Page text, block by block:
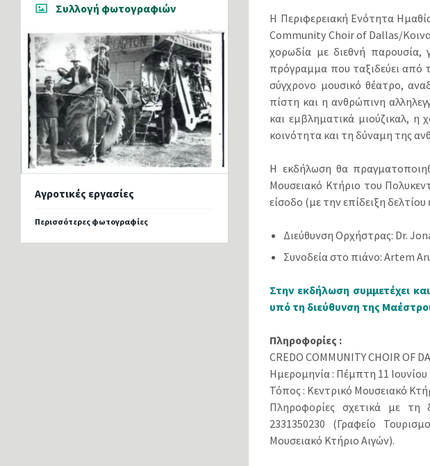
Η Περιφερειακή Ενότητα
Community Choir of Dallas/
χορωδία με διεθνή παρουσία,
πρόγραμμα που ταξιδεύει από
σύγχρονο μουσικό θέατρο,
πίστη και η ανθρώπινη
και εμβληματικά μιούζικαλ, η
κοινότητα και τη δύναμη της
Η εκδήλωση θα
Μουσειακό Κτήριο του
είσοδο (με την επίδειξη δελτίου
Διεύθυνση Ορχήστρας: Dr.
Συνοδεία στο πιάνο: Artem
Στην εκδήλωση συμμετέχει
υπό τη διεύθυνση της
Πληροφορίες :
CREDO COMMUNITY CHOIR OF
Ημερομηνία : Πέμπτη 11
Τόπος : Κεντρικό Μουσειακό
Πληροφορίες σχετικά με τη
2331350230 (Γραφείο
Μουσειακό Κτήριο Αιγών).
Συλλογή φωτογραφιών
Αγροτικές εργασίες
Περισσότερες φωτογραφίες